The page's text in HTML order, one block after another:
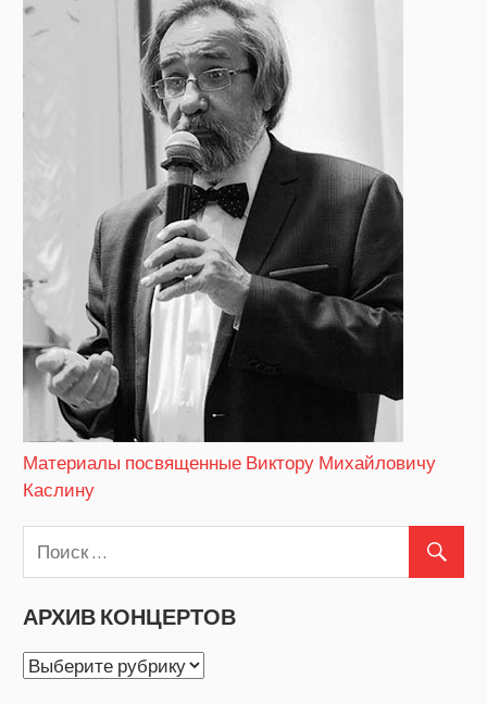
Материалы посвященные Виктору Михайловичу
Каслину
АРХИВ КОНЦЕРТОВ
АРХИВ